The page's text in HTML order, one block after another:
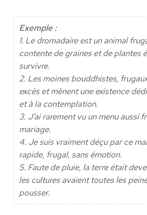
Exemple :
1. Le dromadaire est un animal
contente de graines et de plantes
survivre.
2. Les moines bouddhistes,
excès et mènent une existence
et à la contemplation.
3. J’ai rarement vu un menu aussi
mariage.
4. Je suis vraiment déçu par ce
rapide, frugal, sans émotion.
5. Faute de pluie, la terre était
les cultures avaient toutes les
pousser.